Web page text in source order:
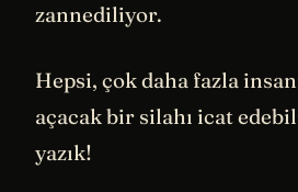
zannediliyor.
Hepsi, çok daha fazla
açacak bir silahı icat
yazık!